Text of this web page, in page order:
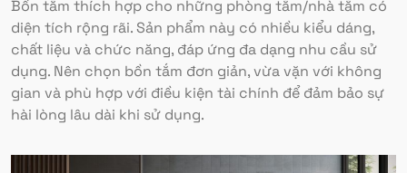
Bồn tắm thích hợp cho những phòng tắm/nhà tắm có
diện tích rộng rãi. Sản phẩm này có nhiều kiểu dáng,
chất liệu và chức năng, đáp ứng đa dạng nhu cầu sử
dụng. Nên chọn bồn tắm đơn giản, vừa vặn với không
gian và phù hợp với điều kiện tài chính để đảm bảo sự
hài lòng lâu dài khi sử dụng.